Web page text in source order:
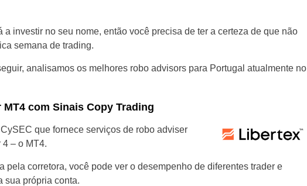
investir no seu nome, então você precisa de ter a certeza de que não
semana de trading.
analisamos os melhores robo advisors para Portugal atualmente no
com Sinais Copy Trading
que fornece serviços de robo adviser
– o MT4.
pela corretora, você pode ver o desempenho de diferentes trader e
sua própria conta.